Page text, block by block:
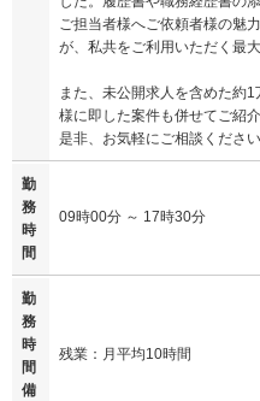
ご担当者様へご依頼者様の魅
が、私共をご利用いただく最
また、未公開求人を含めた約
様に即した案件も併せてご紹介
是非、お気軽にご相談ください
勤
務
時
間
09時00分 ～ 17時30分
勤
務
時
間
備
残業：月平均10時間